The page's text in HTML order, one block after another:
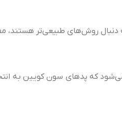
روش‌های طبیعی‌تر هستند،
که پدهای سون کویین به